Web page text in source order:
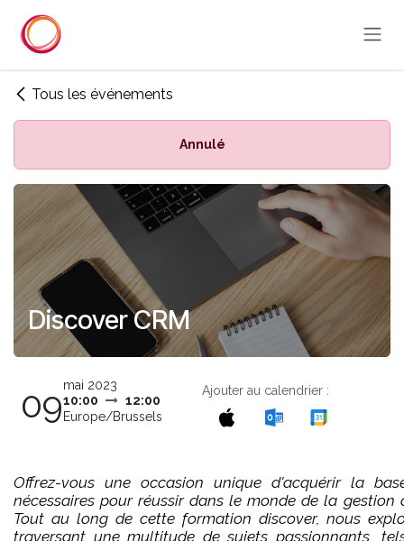
Tous les événements
Annulé
Discover CRM
09mai 2023
10:00
12:00
Europe/Brussels
Ajouter au calendrier :
Offrez-vous une occasion unique d'acquérir la
nécessaires pour réussir dans le monde de la gestion
Tout au long de cette formation discover, nous
traversant une multitude de sujets passionnants,